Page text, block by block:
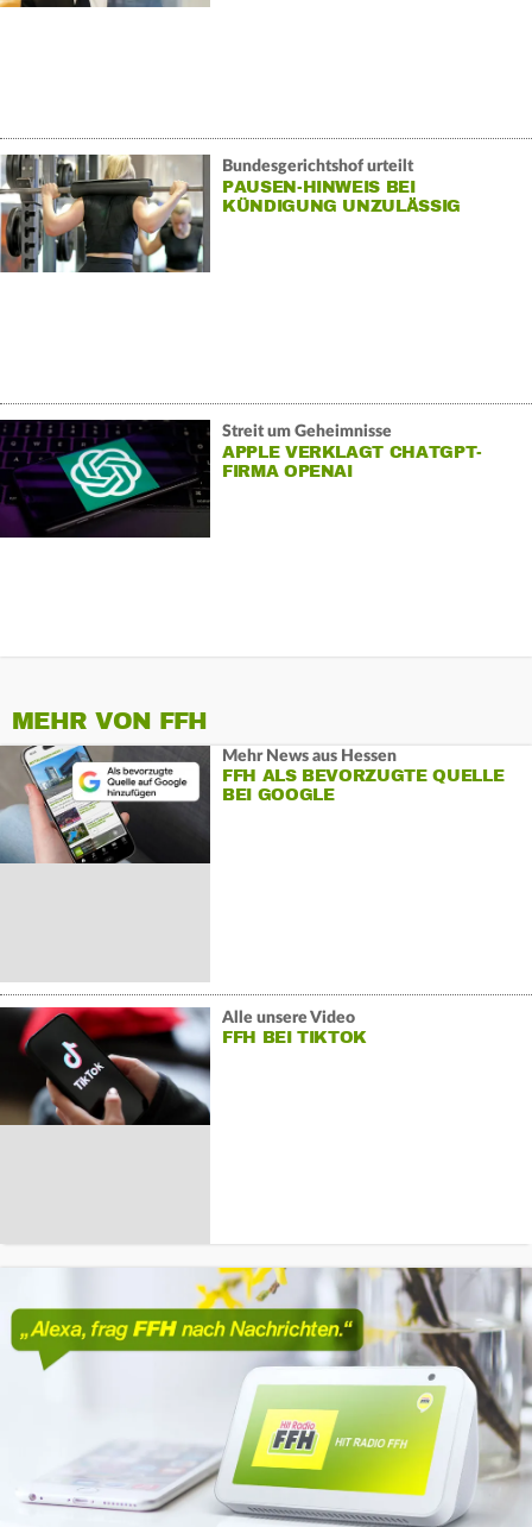
Bundesgerichtshof urteilt
PAUSEN-HINWEIS BEI
KÜNDIGUNG UNZULÄSSIG
Streit um Geheimnisse
APPLE VERKLAGT CHATGPT-
FIRMA OPENAI
MEHR VON FFH
Mehr News aus Hessen
FFH ALS BEVORZUGTE QUELLE
BEI GOOGLE
Alle unsere Video
FFH BEI TIKTOK